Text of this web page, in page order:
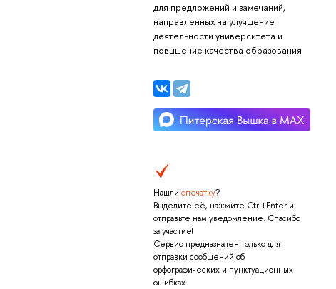
для предложений и замечаний,
направленных на улучшение
деятельности университета и
повышение качества образования
Нашли опечатку?
Выделите её, нажмите Ctrl+Enter и
отправьте нам уведомление. Спасибо
за участие!
Сервис предназначен только для
отправки сообщений об
орфографических и пунктуационных
ошибках.